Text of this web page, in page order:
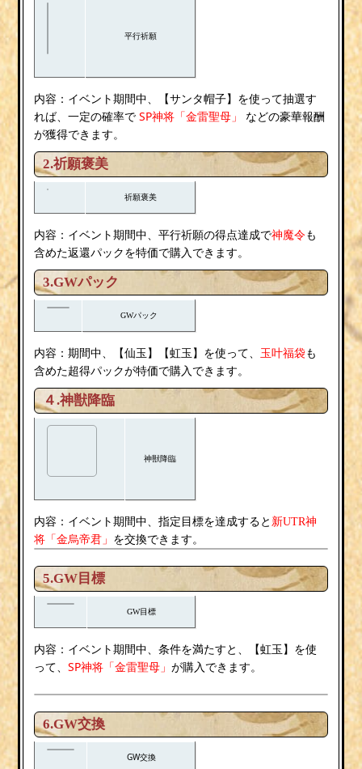
平行祈願
内容： イベント期間中、【サンタ帽子】を使って抽選す
れば、一定の確率で SP神将「金雷聖母」
などの豪華報酬
が獲得できます。
2.祈願褒美
祈願褒美
内容： イベント期間中、平行祈願の得点達成で神魔令も
含めた返還パックを特価で購入できます。
3.GWパック
GWパック
内容：期間中、【仙玉】【虹玉】を使って、 玉叶福袋も
含めた超得パックが特価で購入できます。
４.神獣降臨
神獣降臨
内容： イベント期間中、指定目標を達成すると 新UTR神
将「金烏帝君 」 を交換できます。
5.GW目標
GW目標
内容： イベント期間中、条件を満たすと、【虹玉】を使
って、SP神将「金雷聖母」が購入できます。
6.GW交換
GW交換